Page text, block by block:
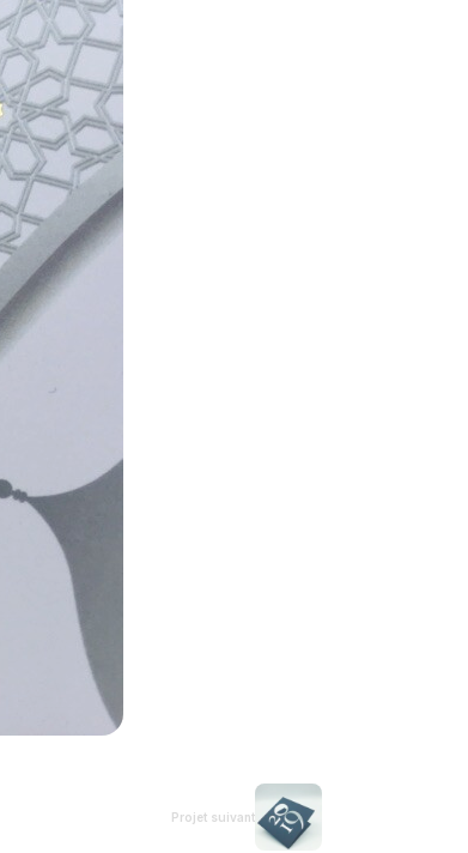
Projet suivant